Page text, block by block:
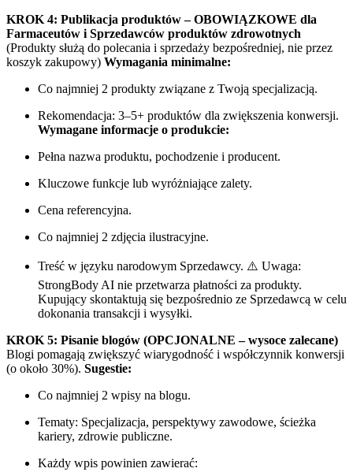
KROK 4: Publikacja produktów – OBOWIĄZKOWE dla
Farmaceutów i Sprzedawców produktów zdrowotnych
(Produkty służą do polecania i sprzedaży bezpośredniej, nie przez
koszyk zakupowy) Wymagania minimalne:
Co najmniej 2 produkty związane z Twoją specjalizacją.
Rekomendacja: 3–5+ produktów dla zwiększenia konwersji.
Wymagane informacje o produkcie:
Pełna nazwa produktu, pochodzenie i producent.
Kluczowe funkcje lub wyróżniające zalety.
Cena referencyjna.
Co najmniej 2 zdjęcia ilustracyjne.
Treść w języku narodowym Sprzedawcy. ⚠️ Uwaga:
StrongBody AI nie przetwarza płatności za produkty.
Kupujący skontaktują się bezpośrednio ze Sprzedawcą w celu
dokonania transakcji i wysyłki.
KROK 5: Pisanie blogów (OPCJONALNE – wysoce zalecane)
Blogi pomagają zwiększyć wiarygodność i współczynnik konwersji
(o około 30%). Sugestie:
Co najmniej 2 wpisy na blogu.
Tematy: Specjalizacja, perspektywy zawodowe, ścieżka
kariery, zdrowie publiczne.
Każdy wpis powinien zawierać: